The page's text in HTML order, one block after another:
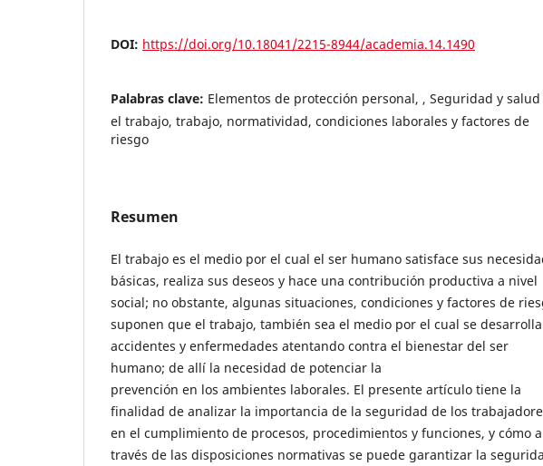
DOI: https://doi.org/10.18041/2215-8944/academia.14.1490
Palabras clave: Elementos de protección personal, , Seguridad y salud
el trabajo, trabajo, normatividad, condiciones laborales y factores de
riesgo
Resumen
El trabajo es el medio por el cual el ser humano satisface sus
básicas, realiza sus deseos y hace una contribución productiva a nivel
social; no obstante, algunas situaciones, condiciones y factores de
suponen que el trabajo, también sea el medio por el cual se
accidentes y enfermedades atentando contra el bienestar del ser
humano; de allí la necesidad de potenciar la
prevención en los ambientes laborales. El presente artículo tiene la
finalidad de analizar la importancia de la seguridad de los
en el cumplimiento de procesos, procedimientos y funciones, y cómo a
través de las disposiciones normativas se puede garantizar la